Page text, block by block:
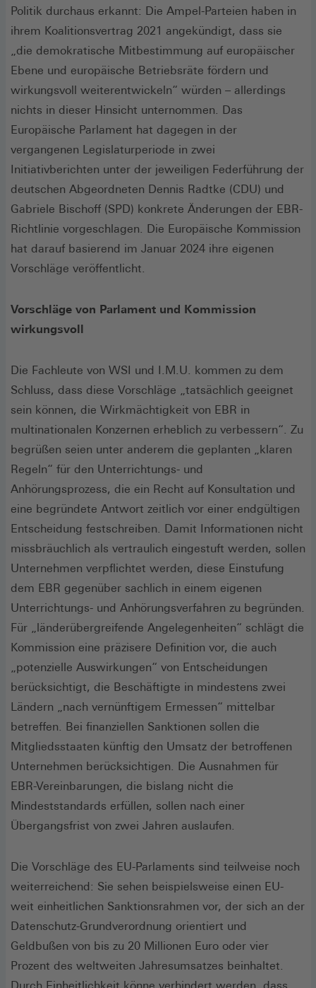
Politik durchaus erkannt: Die Ampel-Parteien haben in
ihrem Koalitionsvertrag 2021 angekündigt, dass sie
„die demokratische Mitbestimmung auf europäischer
Ebene und europäische Betriebsräte fördern und
wirkungsvoll weiterentwickeln“ würden – allerdings
nichts in dieser Hinsicht unternommen. Das
Europäische Parlament hat dagegen in der
vergangenen Legislaturperiode in zwei
Initiativberichten unter der jeweiligen Federführung der
deutschen Abgeordneten Dennis Radtke (CDU) und
Gabriele Bischoff (SPD) konkrete Änderungen der EBR-
Richtlinie vorgeschlagen. Die Europäische Kommission
hat darauf basierend im Januar 2024 ihre eigenen
Vorschläge veröffentlicht.
Vorschläge von Parlament und Kommission
wirkungsvoll
Die Fachleute von WSI und I.M.U. kommen zu dem
Schluss, dass diese Vorschläge „tatsächlich geeignet
sein können, die Wirkmächtigkeit von EBR in
multinationalen Konzernen erheblich zu verbessern“. Zu
begrüßen seien unter anderem die geplanten „klaren
Regeln“ für den Unterrichtungs- und
Anhörungsprozess, die ein Recht auf Konsultation und
eine begründete Antwort zeitlich vor einer endgültigen
Entscheidung festschreiben. Damit Informationen nicht
missbräuchlich als vertraulich eingestuft werden, sollen
Unternehmen verpflichtet werden, diese Einstufung
dem EBR gegenüber sachlich in einem eigenen
Unterrichtungs- und Anhörungsverfahren zu begründen.
Für „länderübergreifende Angelegenheiten“ schlägt die
Kommission eine präzisere Definition vor, die auch
„potenzielle Auswirkungen“ von Entscheidungen
berücksichtigt, die Beschäftigte in mindestens zwei
Ländern „nach vernünftigem Ermessen“ mittelbar
betreffen. Bei finanziellen Sanktionen sollen die
Mitgliedsstaaten künftig den Umsatz der betroffenen
Unternehmen berücksichtigen. Die Ausnahmen für
EBR-Vereinbarungen, die bislang nicht die
Mindeststandards erfüllen, sollen nach einer
Übergangsfrist von zwei Jahren auslaufen.
Die Vorschläge des EU-Parlaments sind teilweise noch
weiterreichend: Sie sehen beispielsweise einen EU-
weit einheitlichen Sanktionsrahmen vor, der sich an der
Datenschutz-Grundverordnung orientiert und
Geldbußen von bis zu 20 Millionen Euro oder vier
Prozent des weltweiten Jahresumsatzes beinhaltet.
Durch Einheitlichkeit könne verhindert werden, dass